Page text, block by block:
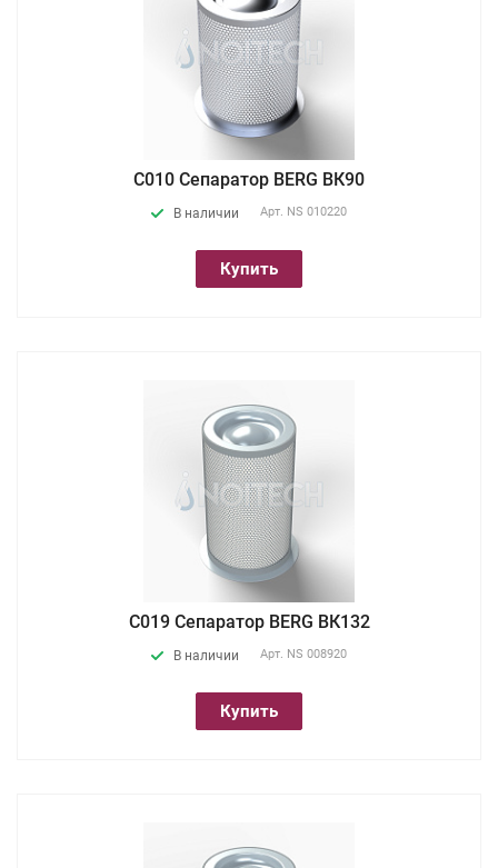
С010 Сепаратор BERG ВК90
В наличии Арт. NS 010220
Купить
С019 Сепаратор BERG ВК132
В наличии Арт. NS 008920
Купить